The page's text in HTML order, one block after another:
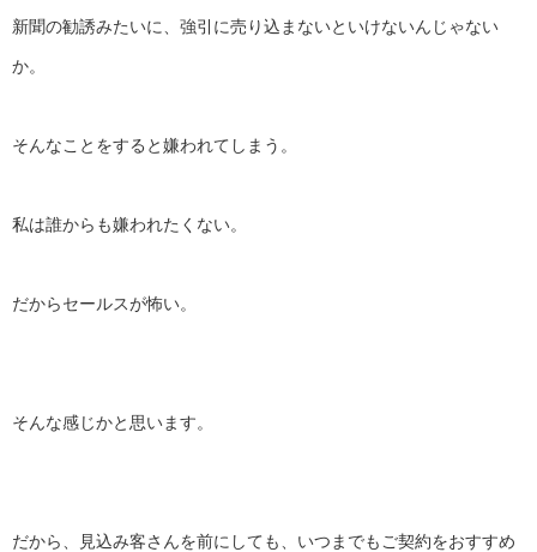
新聞の勧誘みたいに、 強引に売り込まないといけないんじゃない
か。
そんなことをすると嫌われてしまう。
私は誰からも嫌われたくない。
だからセールスが怖い。
そんな感じかと思います。
だから、見込み客さんを前にしても、 いつまでもご契約をおすすめ